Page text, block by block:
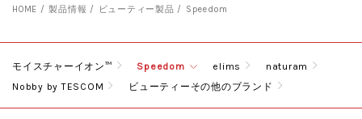
HOME 製品情報 ビューティー製品 Speedom
モイスチャーイオン™ Speedom elims
naturam
Nobby by TESCOM
ビューティーその他のブランド